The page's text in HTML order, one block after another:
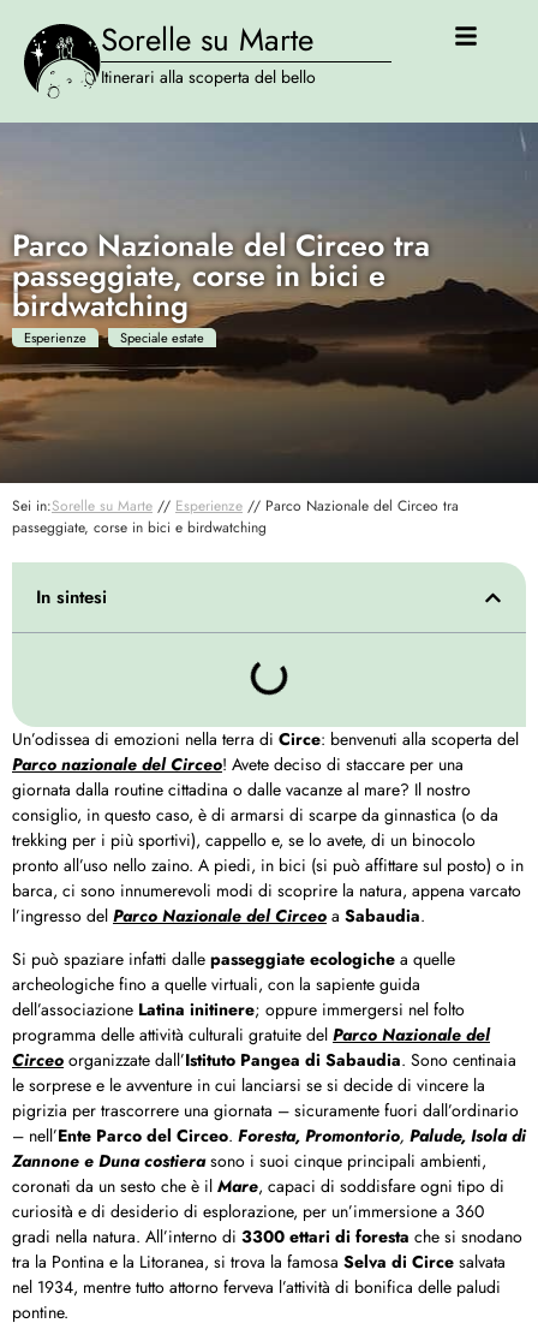
Sorelle su Marte
Itinerari alla scoperta del bello
Parco Nazionale del Circeo tra
passeggiate, corse in bici e
birdwatching
Esperienze Speciale estate
Sei in:Sorelle su Marte // Esperienze // Parco Nazionale del Circeo tra
passeggiate, corse in bici e birdwatching
Un’odissea di emozioni nella terra di Circe: benvenuti alla scoperta del
Parco nazionale del Circeo! Avete deciso di staccare per una
giornata dalla routine cittadina o dalle vacanze al mare? Il nostro
consiglio, in questo caso, è di armarsi di scarpe da ginnastica (o da
trekking per i più sportivi), cappello e, se lo avete, di un binocolo
pronto all’uso nello zaino. A piedi, in bici (si può affittare sul posto) o in
barca, ci sono innumerevoli modi di scoprire la natura, appena varcato
l’ingresso del Parco Nazionale del Circeo a Sabaudia.
Si può spaziare infatti dalle passeggiate ecologiche a quelle
archeologiche fino a quelle virtuali, con la sapiente guida
dell’associazione Latina initinere; oppure immergersi nel folto
programma delle attività culturali gratuite del Parco Nazionale del
Circeo organizzate dall’Istituto Pangea di Sabaudia. Sono centinaia
le sorprese e le avventure in cui lanciarsi se si decide di vincere la
pigrizia per trascorrere una giornata – sicuramente fuori dall’ordinario
– nell’Ente Parco del Circeo. Foresta, Promontorio, Palude, Isola di
Zannone e Duna costiera sono i suoi cinque principali ambienti,
coronati da un sesto che è il Mare, capaci di soddisfare ogni tipo di
curiosità e di desiderio di esplorazione, per un’immersione a 360
gradi nella natura. All’interno di 3300 ettari di foresta che si snodano
tra la Pontina e la Litoranea, si trova la famosa Selva di Circe salvata
nel 1934, mentre tutto attorno ferveva l’attività di bonifica delle paludi
pontine.
In sintesi